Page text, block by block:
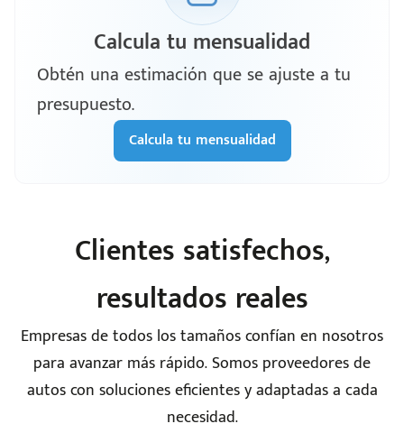
Calcula tu mensualidad
Obtén una estimación que se ajuste a tu
presupuesto.
Calcula tu mensualidad
Clientes satisfechos,
resultados reales
Empresas de todos los tamaños confían en nosotros
para avanzar más rápido. Somos proveedores de
autos con soluciones eficientes y adaptadas a cada
necesidad.